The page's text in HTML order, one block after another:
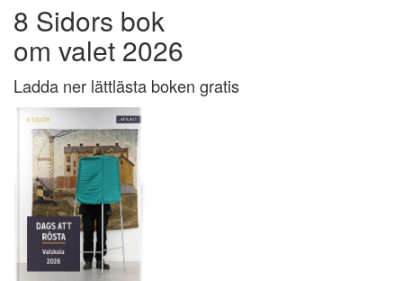
8 Sidors bok
om valet 2026
Ladda ner lättlästa boken gratis